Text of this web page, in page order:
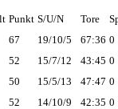
Punkt S/U/N Tore
67 19/10/5 67:36 0
52 15/7/12 43:45 0
50 15/5/13 47:47 0
52 14/10/9 42:35 0